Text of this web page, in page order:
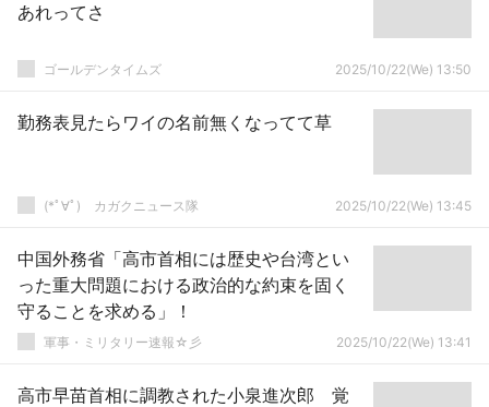
あれってさ
ゴールデンタイムズ 2025/10/22(We) 13:50
勤務表見たらワイの名前無くなってて草
(*ﾟ∀ﾟ)ゞカガクニュース隊 2025/10/22(We) 13:45
中国外務省「高市首相には歴史や台湾とい
った重大問題における政治的な約束を固く
守ることを求める」！
軍事・ミリタリー速報☆彡 2025/10/22(We) 13:41
高市早苗首相に調教された小泉進次郎 覚